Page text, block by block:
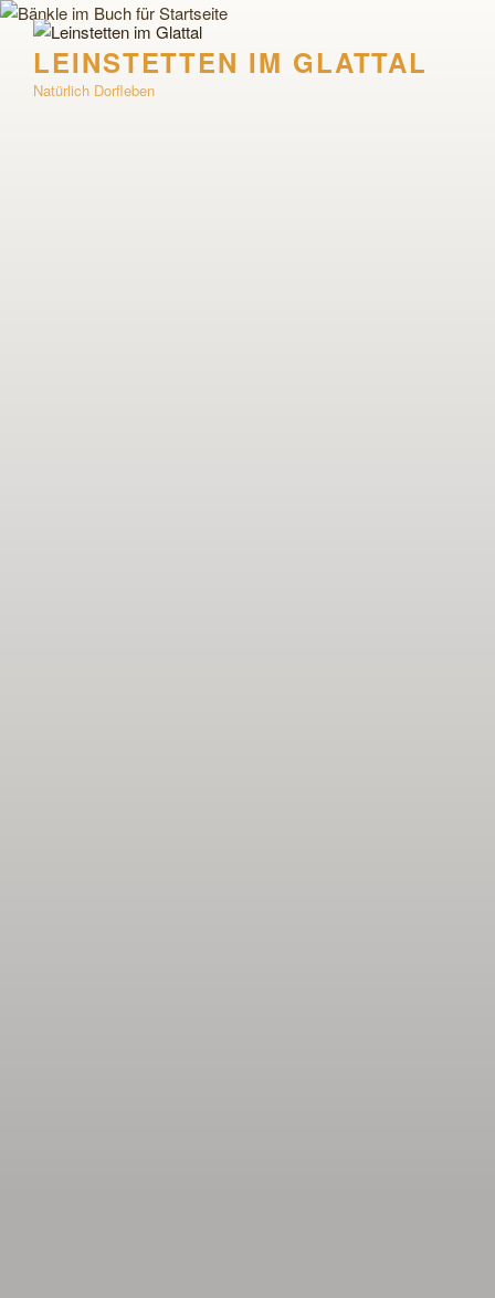
Zum
Inhalt
springenLEINSTETTEN IM GLATTAL
Natürlich Dorfleben